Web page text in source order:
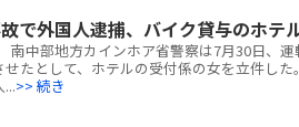
で外国人逮捕、バイク貸与のホテ
南中部地方カインホア省警察は7月30日、
せたとして、ホテルの受付係の女を立件し
...>> 続き